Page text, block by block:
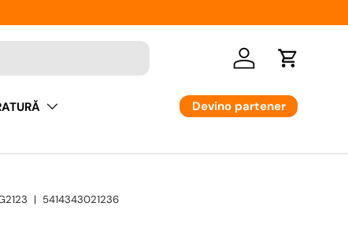
Logare Cos
Devino partener
| 5414343021236